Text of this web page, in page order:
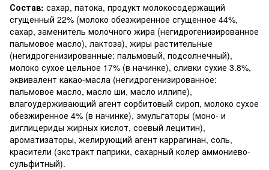
Состав: сахар, патока, продукт молокосодержащий
сгущенный 22% (молоко обезжиренное сгущенное 44%,
сахар, заменитель молочного жира (негидрогенизированное
пальмовое масло), лактоза), жиры растительные
(негидрогенизированные: пальмовый, подсолнечный),
молоко сухое цельное 17% (в начинке), сливки сухие 3.8%,
эквивалент какао-масла (негидрогенизированное:
пальмовое масло, масло ши, масло иллипе),
влагоудерживающий агент сорбитовый сироп, молоко сухое
обезжиренное 4% (в начинке), эмульгаторы (моно- и
диглицериды жирных кислот, соевый лецитин),
ароматизаторы, желирующий агент каррагинан, соль,
красители (экстракт паприки, сахарный колер аммониево-
сульфитный).